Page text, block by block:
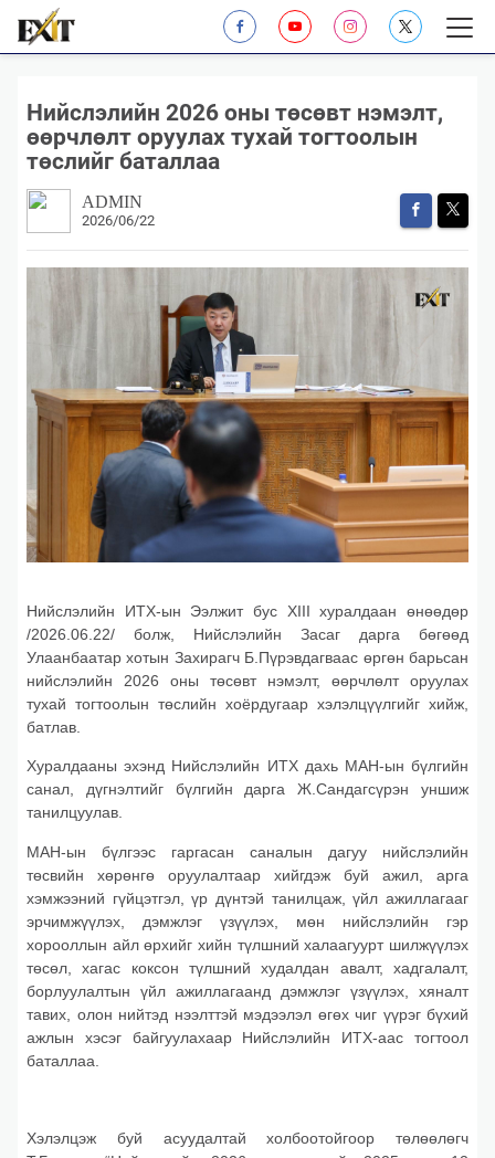
Нийслэлийн 2026 оны төсөвт нэмэлт,
өөрчлөлт оруулах тухай тогтоолын
төслийг баталлаа
ADMIN
2026/06/22
Нийслэлийн ИТХ-ын Ээлжит бус XIII хуралдаан өнөөдөр
/2026.06.22/ болж, Нийслэлийн Засаг дарга бөгөөд
Улаанбаатар хотын Захирагч Б.Пүрэвдагваас өргөн барьсан
нийслэлийн 2026 оны төсөвт нэмэлт, өөрчлөлт оруулах
тухай тогтоолын төслийн хоёрдугаар хэлэлцүүлгийг хийж,
батлав.
Хуралдааны эхэнд Нийслэлийн ИТХ дахь МАН-ын бүлгийн
санал, дүгнэлтийг бүлгийн дарга Ж.Сандагсүрэн уншиж
танилцуулав.
МАН-ын бүлгээс гаргасан саналын дагуу нийслэлийн
төсвийн хөрөнгө оруулалтаар хийгдэж буй ажил, арга
хэмжээний гүйцэтгэл, үр дүнтэй танилцаж, үйл ажиллагааг
эрчимжүүлэх, дэмжлэг үзүүлэх, мөн нийслэлийн гэр
хорооллын айл өрхийг хийн түлшний халаагуурт шилжүүлэх
төсөл, хагас коксон түлшний худалдан авалт, хадгалалт,
борлуулалтын үйл ажиллагаанд дэмжлэг үзүүлэх, хяналт
тавих, олон нийтэд нээлттэй мэдээлэл өгөх чиг үүрэг бүхий
ажлын хэсэг байгуулахаар Нийслэлийн ИТХ-аас тогтоол
баталлаа.
Хэлэлцэж буй асуудалтай холбоотойгоор төлөөлөгч